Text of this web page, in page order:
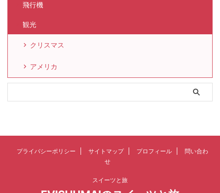
飛行機
観光
クリスマス
アメリカ
プライバシーポリシー サイトマップ プロフィール
問い合わ
せ
スイーツと旅